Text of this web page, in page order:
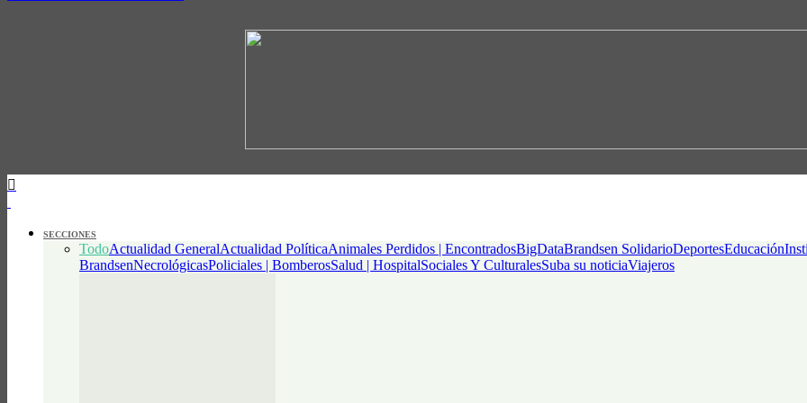
SECCIONES
TodoActualidad GeneralActualidad PolíticaAnimales Perdidos | EncontradosBigDataBrandsen SolidarioDeportesEducación
BrandsenNecrológicasPoliciales | BomberosSalud | HospitalSociales Y CulturalesSuba su noticiaViajeros